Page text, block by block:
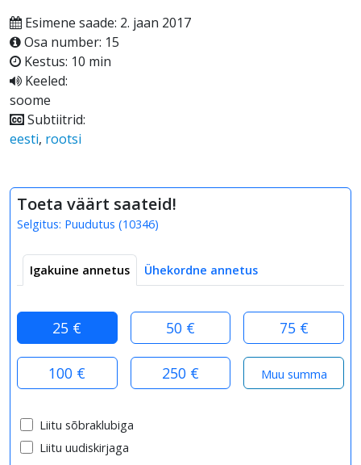
Esimene saade: 2. jaan 2017
Osa number: 15
Kestus: 10 min
Keeled:
soome
Subtiitrid:
eesti, rootsi
Toeta väärt saateid!
Selgitus: Puudutus (10346)
Igakuine annetus Ühekordne annetus
25 € 50 € 75 €
100 € 250 €
Liitu sõbraklubiga
Liitu uudiskirjaga